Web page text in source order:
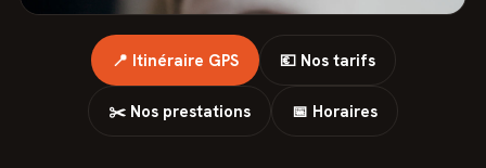
📍 Itinéraire GPS 💶 Nos tarifs
✂️ Nos prestations 📅 Horaires